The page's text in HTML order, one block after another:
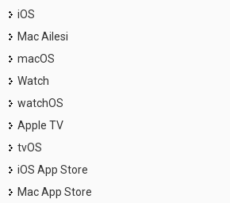
iOS
Mac Ailesi
macOS
Watch
watchOS
Apple TV
tvOS
iOS App Store
Mac App Store